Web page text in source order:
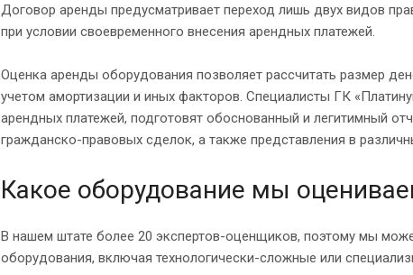
Договор аренды предусматривает переход лишь двух видов
при условии своевременного внесения арендных платежей.
Оценка аренды оборудования позволяет рассчитать размер
учетом амортизации и иных факторов. Специалисты ГК
арендных платежей, подготовят обоснованный и легитимный
гражданско-правовых сделок, а также представления в
Какое оборудование мы
В нашем штате более 20 экспертов-оценщиков, поэтому мы
оборудования, включая технологически-сложные или